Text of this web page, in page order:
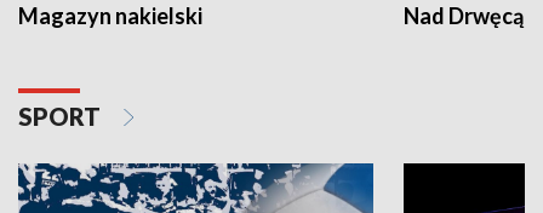
Magazyn nakielski Nad Drwęcą
SPORT